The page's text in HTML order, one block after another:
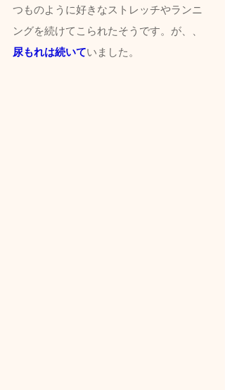
つものように好きなストレッチやランニ
ングを続けてこられたそうです。が、、
尿もれは続いていました。